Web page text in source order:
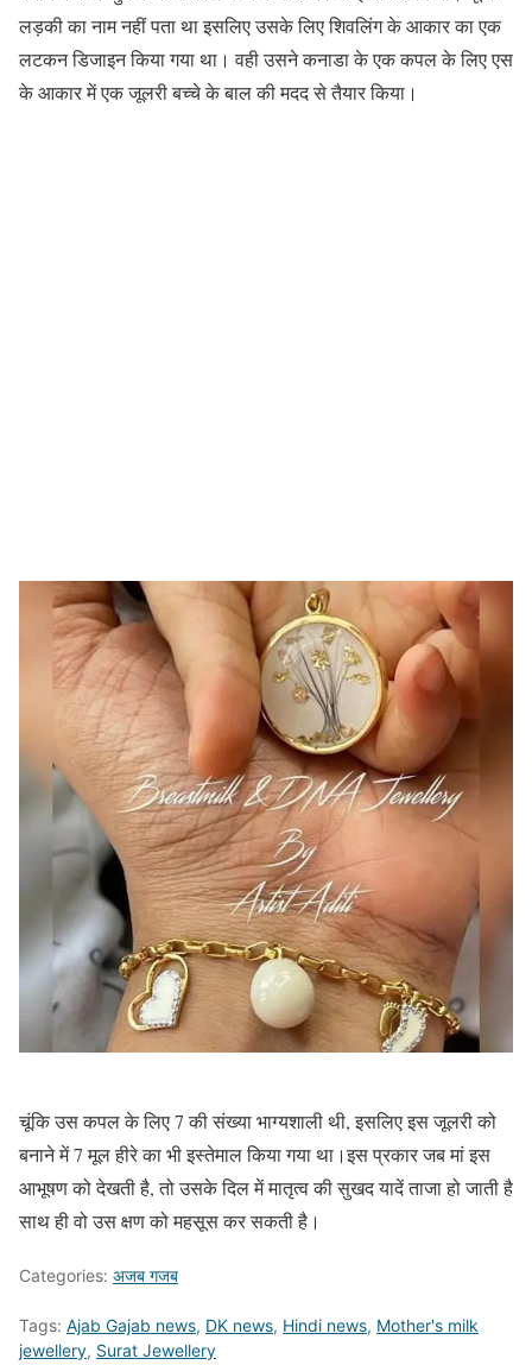
लड़की का नाम नहीं पता था इसलिए उसके लिए शिवलिंग के आकार का एक
लटकन डिजाइन किया गया था। वही उसने कनाडा के एक कपल के लिए एस
के आकार में एक जूलरी बच्चे के बाल की मदद से तैयार किया।
चूंकि उस कपल के लिए 7 की संख्या भाग्यशाली थी, इसलिए इस जूलरी को
बनाने में 7 मूल हीरे का भी इस्तेमाल किया गया था।इस प्रकार जब मां इस
आभूषण को देखती है, तो उसके दिल में मातृत्व की सुखद यादें ताजा हो जाती है
साथ ही वो उस क्षण को महसूस कर सकती है।
Categories: अजब गजब
Tags: Ajab Gajab news, DK news, Hindi news, Mother's milk
jewellery, Surat Jewellery